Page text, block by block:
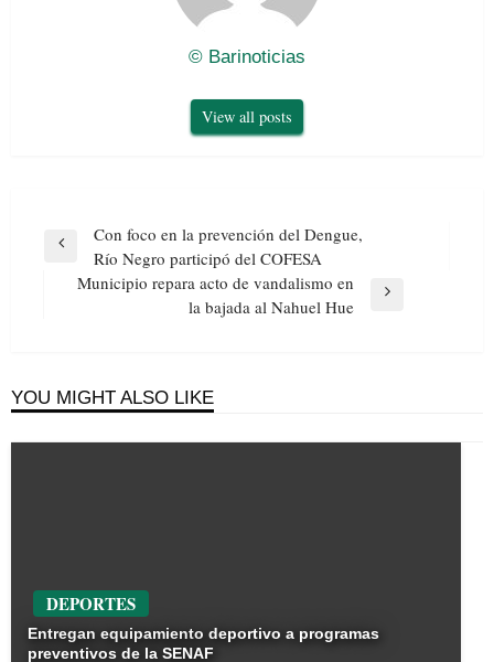
© Barinoticias
View all posts
Navegación
entradas
Previous
Con foco en la prevención del Dengue,
Río Negro participó del COFESA
Municipio repara acto de vandalismo en
la bajada al Nahuel Hue
YOU MIGHT ALSO LIKE
DEPORTES
Entregan equipamiento deportivo a programas
preventivos de la SENAF